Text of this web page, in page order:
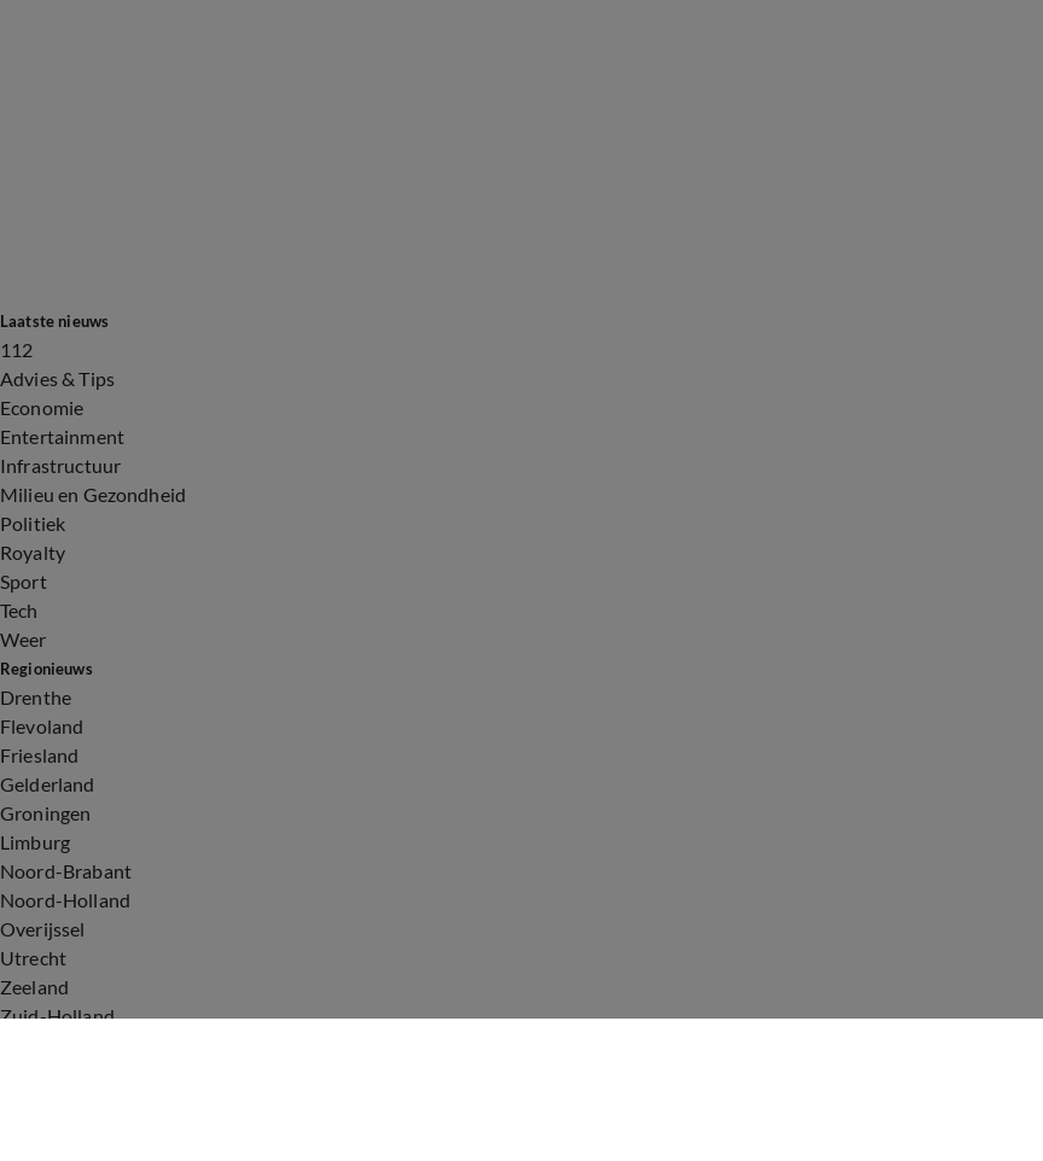
Laatste nieuws
112
Advies & Tips
Economie
Entertainment
Infrastructuur
Milieu en Gezondheid
Politiek
Royalty
Sport
Tech
Weer
Regionieuws
Drenthe
Flevoland
Friesland
Gelderland
Groningen
Limburg
Noord-Brabant
Noord-Holland
Overijssel
Utrecht
Zeeland
Zuid-Holland